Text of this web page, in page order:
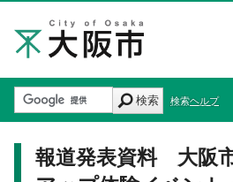
検索 検索ヘルプ
報道発表資料 大阪